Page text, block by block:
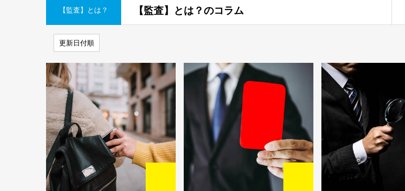
【監査】とは？ 【監査】とは？のコラム
更新日付順